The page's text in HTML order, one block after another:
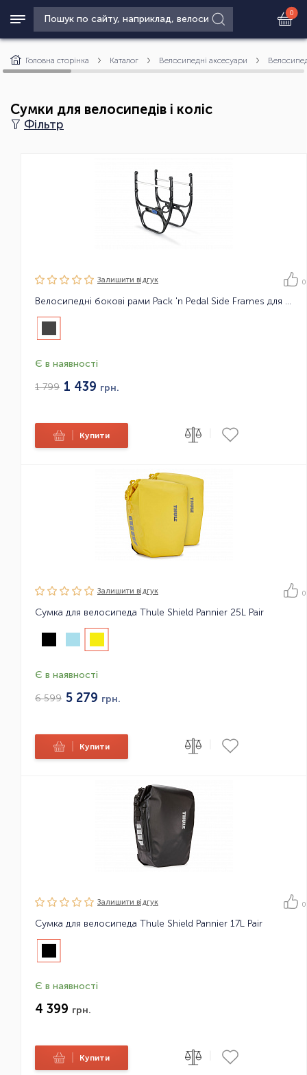
0
Головна сторінка Каталог Велосипедні аксесуари
Сумки для велосипедів і коліс
Фільтр
Залишити вiдгук 0
Велосипедні бокові рами Pack 'n Pedal Side Frames для багажника
Є в наявності
1 799 1 439 грн.
Купити
Залишити вiдгук 0
Сумка для велосипеда Thule Shield Pannier 25L Pair
Є в наявності
6 599 5 279 грн.
Купити
Залишити вiдгук 0
Сумка для велосипеда Thule Shield Pannier 17L Pair
Є в наявності
4 399 грн.
Купити